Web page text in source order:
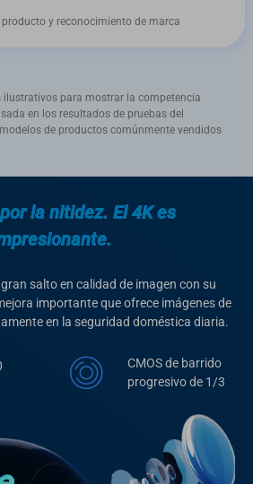
y reconocimiento de marca
ilustrativos para mostrar la competencia
en los resultados de pruebas del
de productos comúnmente vendidos
la nitidez. El 4K es
salto en calidad de imagen con su
importante que ofrece imágenes de
en la seguridad doméstica diaria.
CMOS de barrido
progresivo de 1/3